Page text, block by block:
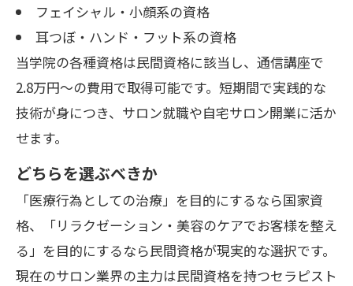
フェイシャル・小顔系の資格
耳つぼ・ハンド・フット系の資格
当学院の各種資格は民間資格に該当し、通信講座で
2.8万円〜の費用で取得可能です。短期間で実践的な
技術が身につき、サロン就職や自宅サロン開業に活か
せます。
どちらを選ぶべきか
「医療行為としての治療」を目的にするなら国家資
格、「リラクゼーション・美容のケアでお客様を整え
る」を目的にするなら民間資格が現実的な選択です。
現在のサロン業界の主力は民間資格を持つセラピスト